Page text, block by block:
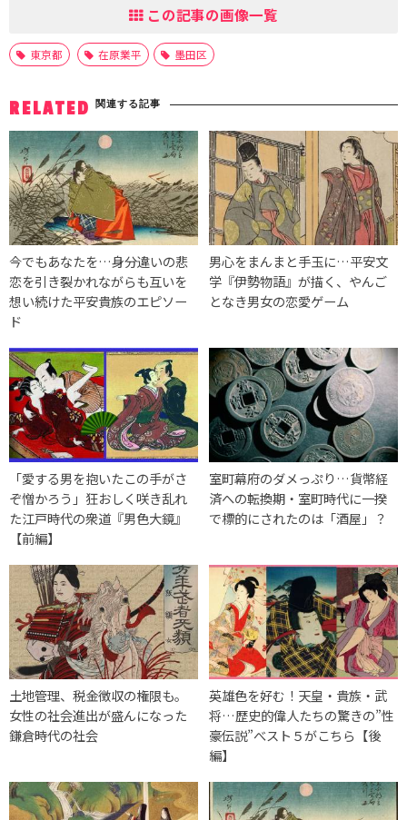
この記事の画像一覧
東京都 在原業平 墨田区
RELATED 関連する記事
今でもあなたを…身分違いの悲
恋を引き裂かれながらも互いを
想い続けた平安貴族のエピソー
ド
男心をまんまと手玉に…平安文
学『伊勢物語』が描く、やんご
となき男女の恋愛ゲーム
「愛する男を抱いたこの手がさ
ぞ憎かろう」狂おしく咲き乱れ
た江戸時代の衆道『男色大鏡』
【前編】
室町幕府のダメっぷり…貨幣経
済への転換期・室町時代に一揆
で標的にされたのは「酒屋」？
土地管理、税金徴収の権限も。
女性の社会進出が盛んになった
鎌倉時代の社会
英雄色を好む！天皇・貴族・武
将…歴史的偉人たちの驚きの”性
豪伝説”べスト５がこちら【後
編】